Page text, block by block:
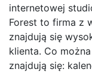
internetowej
Forest to firma z
znajdują się
klienta. Co
znajdują się: